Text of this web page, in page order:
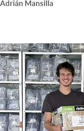
Adrián Mansilla